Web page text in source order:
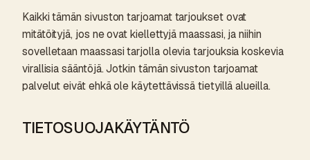
Kaikki tämän sivuston tarjoamat tarjoukset ovat
mitätöityjä, jos ne ovat kiellettyjä maassasi, ja niihin
sovelletaan maassasi tarjolla olevia tarjouksia koskevia
virallisia sääntöjä. Jotkin tämän sivuston tarjoamat
palvelut eivät ehkä ole käytettävissä tietyillä alueilla.
TIETOSUOJAKÄYTÄNTÖ